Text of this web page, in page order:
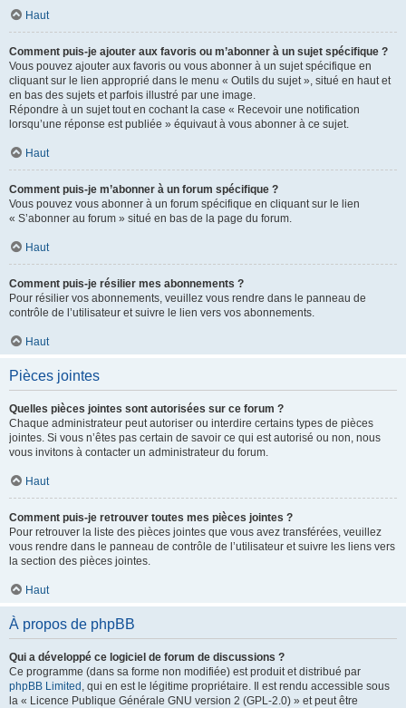
Haut
Comment puis-je ajouter aux favoris ou m’abonner à un sujet spécifique ?
Vous pouvez ajouter aux favoris ou vous abonner à un sujet spécifique en
cliquant sur le lien approprié dans le menu « Outils du sujet », situé en haut et
en bas des sujets et parfois illustré par une image.
Répondre à un sujet tout en cochant la case « Recevoir une notification
lorsqu’une réponse est publiée » équivaut à vous abonner à ce sujet.
Haut
Comment puis-je m’abonner à un forum spécifique ?
Vous pouvez vous abonner à un forum spécifique en cliquant sur le lien
« S’abonner au forum » situé en bas de la page du forum.
Haut
Comment puis-je résilier mes abonnements ?
Pour résilier vos abonnements, veuillez vous rendre dans le panneau de
contrôle de l’utilisateur et suivre le lien vers vos abonnements.
Haut
Pièces jointes
Quelles pièces jointes sont autorisées sur ce forum ?
Chaque administrateur peut autoriser ou interdire certains types de pièces
jointes. Si vous n’êtes pas certain de savoir ce qui est autorisé ou non, nous
vous invitons à contacter un administrateur du forum.
Haut
Comment puis-je retrouver toutes mes pièces jointes ?
Pour retrouver la liste des pièces jointes que vous avez transférées, veuillez
vous rendre dans le panneau de contrôle de l’utilisateur et suivre les liens vers
la section des pièces jointes.
Haut
À propos de phpBB
Qui a développé ce logiciel de forum de discussions ?
Ce programme (dans sa forme non modifiée) est produit et distribué par
phpBB Limited , qui en est le légitime propriétaire. Il est rendu accessible sous
la « Licence Publique Générale GNU version 2 (GPL-2.0) » et peut être